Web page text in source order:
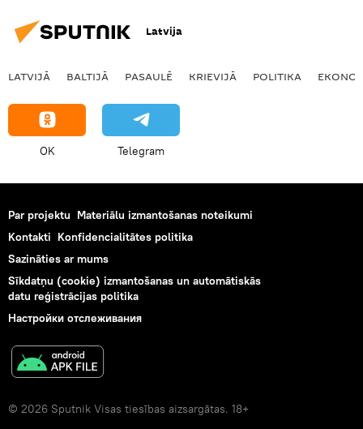
Latvija
LATVIJĀ BALTIJĀ PASAULĒ KRIEVIJĀ POLITIKA
OK Telegram
Par projektu Materiālu izmantošanas noteikumi
Kontakti Konfidencialitātes politika
Sazināties ar mums
Sīkdatņu (cookie) izmantošanas un automātiskās
datu reģistrācijas politika
Настройки отслеживания
© 2026 Sputnik Visas tiesības aizsargātas. 18+